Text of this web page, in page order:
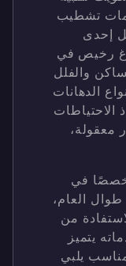
تشطيب
إحدى
رخيص في
والفلل
الدهانات
الاحتياطات
معقولة،
في
العام،
من
يتميز
يلبي